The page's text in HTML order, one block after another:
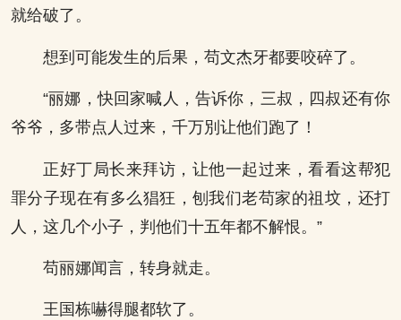
就给破了。
想到可能发生的后果，苟文杰牙都要咬碎了。
“丽娜，快回家喊人，告诉你，三叔，四叔还有你
爷爷，多带点人过来，千万別让他们跑了！
正好丁局长来拜访，让他一起过来，看看这帮犯
罪分子现在有多么猖狂，刨我们老苟家的祖坟，还打
人，这几个小子，判他们十五年都不解恨。”
苟丽娜闻言，转身就走。
王国栋嚇得腿都软了。